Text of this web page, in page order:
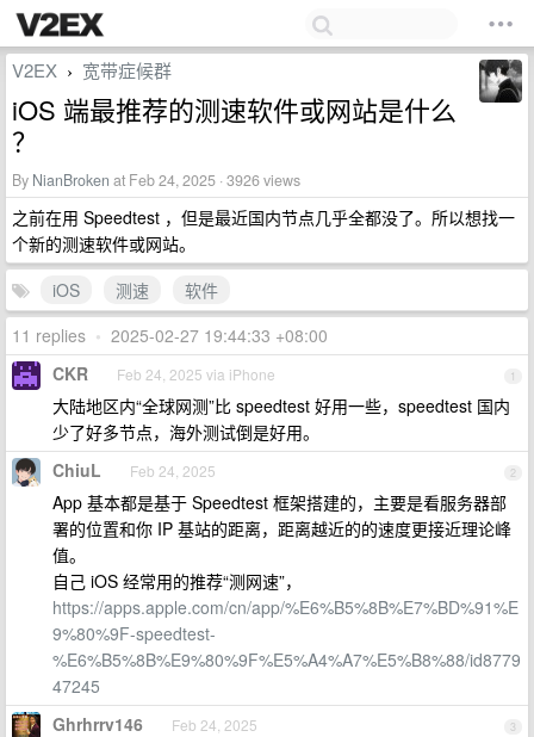
V2EX › 宽带症候群
iOS 端最推荐的测速软件或网站是什么
？
By NianBroken at Feb 24, 2025 · 3926 views
之前在用 Speedtest ，但是最近国内节点几乎全都没了。所以想找一
个新的测速软件或网站。
iOS
测速
软件
11 replies • 2025-02-27 19:44:33 +08:00
1
CKR Feb 24, 2025 via iPhone
大陆地区内“全球网测”比 speedtest 好用一些，speedtest 国内
少了好多节点，海外测试倒是好用。
2
ChiuL Feb 24, 2025
App 基本都是基于 Speedtest 框架搭建的，主要是看服务器部
署的位置和你 IP 基站的距离，距离越近的的速度更接近理论峰
值。
自己 iOS 经常用的推荐“测网速”，
https://apps.apple.com/cn/app/%E6%B5%8B%E7%BD%91%E
9%80%9F-speedtest-
%E6%B5%8B%E9%80%9F%E5%A4%A7%E5%B8%88/id8779
47245
3
Ghrhrrv146 Feb 24, 2025